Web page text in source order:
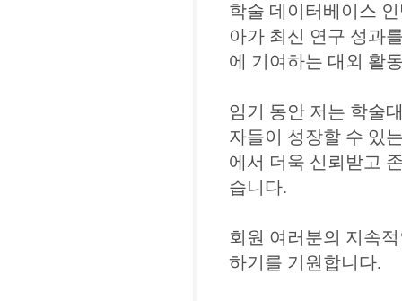
학술 데이터베이스
아가 최신 연구 성과
에 기여하는 대외 활
임기 동안 저는 학술
자들이 성장할 수 있
에서 더욱 신뢰받고
습니다.
회원 여러분의 지속
하기를 기원합니다.